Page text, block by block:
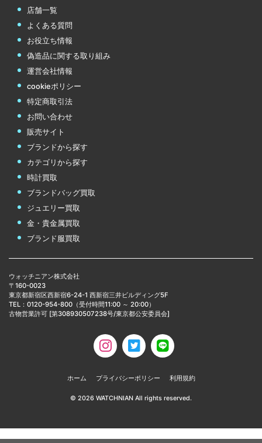
店舗一覧
よくある質問
お役立ち情報
偽造品に関する取り組み
運営会社情報
cookieポリシー
特定商取引法
お問い合わせ
販売サイト
ブランドから探す
カテゴリから探す
時計買取
ブランドバッグ買取
ジュエリー買取
金・貴金属買取
ブランド服買取
ウォッチニアン株式会社
〒160-0023
東京都新宿区西新宿6-24-1 西新宿三井ビルディング5F
TEL：0120-954-800（受付時間11:00 ～ 20:00）
古物営業許可 [第308930507238号/東京都公安委員会]
ホーム プライバシーポリシー 利用規約
© 2026 WATCHNIAN All rights reserved.